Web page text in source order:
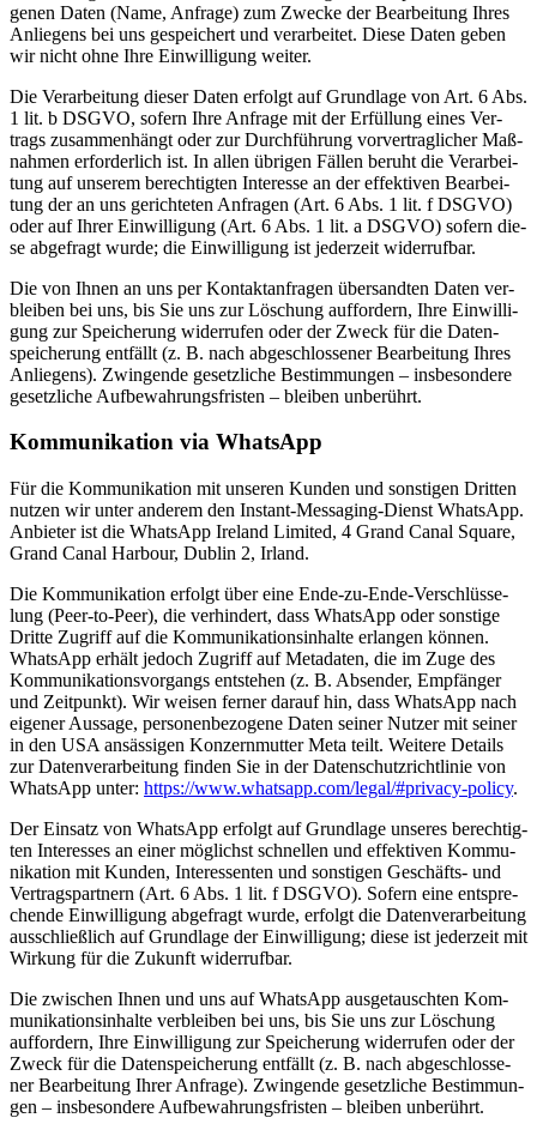
ge­nen Daten (Name, Anfra­ge) zum Zwe­cke der Bear­bei­tung Ihres
Anlie­gens bei uns gespei­chert und ver­ar­bei­tet. Die­se Daten geben
wir nicht ohne Ihre Ein­wil­li­gung wei­ter.
Die Ver­ar­bei­tung die­ser Daten erfolgt auf Grund­la­ge von Art. 6 Abs.
1 lit. b DSGVO, sofern Ihre Anfra­ge mit der Erfül­lung eines Ver­
trags zusam­men­hängt oder zur Durch­füh­rung vor­ver­trag­li­cher Maß­
nah­men erfor­der­lich ist. In allen übri­gen Fäl­len beruht die Ver­ar­bei­
tung auf unse­rem berech­tig­ten Inter­es­se an der effek­ti­ven Bear­bei­
tung der an uns gerich­te­ten Anfra­gen (Art. 6 Abs. 1 lit. f DSGVO)
oder auf Ihrer Ein­wil­li­gung (Art. 6 Abs. 1 lit. a DSGVO) sofern die­
se abge­fragt wur­de; die Ein­wil­li­gung ist jeder­zeit wider­ruf­bar.
Die von Ihnen an uns per Kon­takt­an­fra­gen über­sand­ten Daten ver­
blei­ben bei uns, bis Sie uns zur Löschung auf­for­dern, Ihre Ein­wil­li­
gung zur Spei­che­rung wider­ru­fen oder der Zweck für die Daten­
spei­che­rung ent­fällt (z. B. nach abge­schlos­se­ner Bear­bei­tung Ihres
Anlie­gens). Zwin­gen­de gesetz­li­che Bestim­mun­gen – ins­be­son­de­re
gesetz­li­che Auf­be­wah­rungs­fris­ten – blei­ben unbe­rührt.
Kom­mu­ni­ka­ti­on via Whats­App
Für die Kom­mu­ni­ka­ti­on mit unse­ren Kun­den und sons­ti­gen Drit­ten
nut­zen wir unter ande­rem den Instant-Mes­sa­ging-Dienst Whats­App.
Anbie­ter ist die Whats­App Ire­land Limi­t­ed, 4 Grand Canal Squa­re,
Grand Canal Har­bour, Dub­lin 2, Irland.
Die Kom­mu­ni­ka­ti­on erfolgt über eine Ende-zu-Ende-Ver­schlüs­se­
lung (Peer-to-Peer), die ver­hin­dert, dass Whats­App oder sons­ti­ge
Drit­te Zugriff auf die Kom­mu­ni­ka­ti­ons­in­hal­te erlan­gen kön­nen.
Whats­App erhält jedoch Zugriff auf Meta­da­ten, die im Zuge des
Kom­mu­ni­ka­ti­ons­vor­gangs ent­ste­hen (z. B. Absen­der, Emp­fän­ger
und Zeit­punkt). Wir wei­sen fer­ner dar­auf hin, dass Whats­App nach
eige­ner Aus­sa­ge, per­so­nen­be­zo­ge­ne Daten sei­ner Nut­zer mit sei­ner
in den USA ansäs­si­gen Kon­zern­mut­ter Meta teilt. Wei­te­re Details
zur Daten­ver­ar­bei­tung fin­den Sie in der Daten­schutz­richt­li­nie von
Whats­App unter: https://www.whatsapp.com/legal/#privacy-policy.
Der Ein­satz von Whats­App erfolgt auf Grund­la­ge unse­res berech­tig­
ten Inter­es­ses an einer mög­lichst schnel­len und effek­ti­ven Kom­mu­
ni­ka­ti­on mit Kun­den, Inter­es­sen­ten und sons­ti­gen Geschäfts- und
Ver­trags­part­nern (Art. 6 Abs. 1 lit. f DSGVO). Sofern eine ent­spre­
chen­de Ein­wil­li­gung abge­fragt wur­de, erfolgt die Daten­ver­ar­bei­tung
aus­schließ­lich auf Grund­la­ge der Ein­wil­li­gung; die­se ist jeder­zeit mit
Wir­kung für die Zukunft wider­ruf­bar.
Die zwi­schen Ihnen und uns auf Whats­App aus­ge­tausch­ten Kom­
mu­ni­ka­ti­ons­in­hal­te ver­blei­ben bei uns, bis Sie uns zur Löschung
auf­for­dern, Ihre Ein­wil­li­gung zur Spei­che­rung wider­ru­fen oder der
Zweck für die Daten­spei­che­rung ent­fällt (z. B. nach abge­schlos­se­
ner Bear­bei­tung Ihrer Anfra­ge). Zwin­gen­de gesetz­li­che Bestim­mun­
gen – ins­be­son­de­re Auf­be­wah­rungs­fris­ten – blei­ben unbe­rührt.